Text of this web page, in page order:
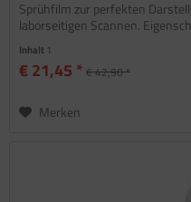
Sprühfilm zur perfekten
laborseitigen Scannen.
Inhalt 1
€ 21,45 * € 42,90 *
Merken